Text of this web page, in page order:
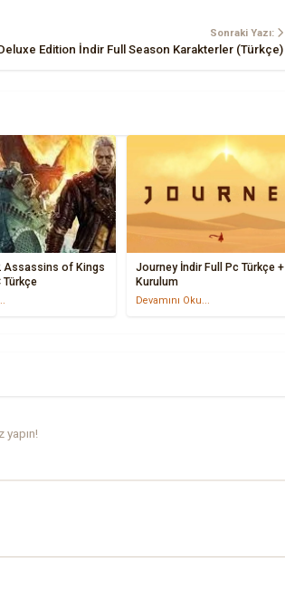
Sonraki Yazı:
Edition İndir Full Season Karakterler (Türkçe)
Assassins of Kings
Türkçe
Journey İndir Full Pc Türkçe +
Kurulum
Devamını Oku...
yapın!